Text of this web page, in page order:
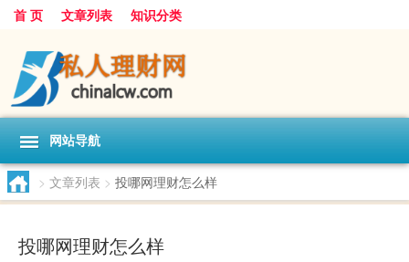
首 页 文章列表 知识分类
网站导航
> 文章列表 > 投哪网理财怎么样
投哪网理财怎么样